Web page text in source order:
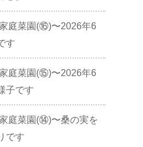
庭菜園(⑯)〜2026年6
す
庭菜園(⑮)〜2026年6
子です
庭菜園(⑭)〜桑の実を
です